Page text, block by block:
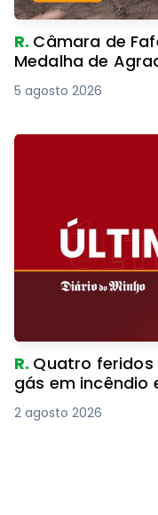
R. Câmara de Fafe
Medalha de
5 agosto 2026
R. Quatro
gás em incêndio
2 agosto 2026